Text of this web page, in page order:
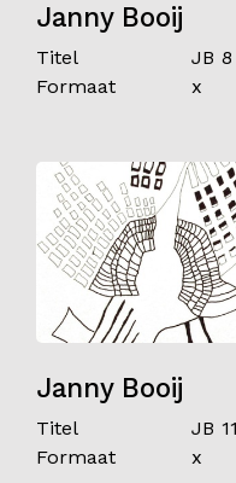
Janny Booij
Titel
JB
Formaat
x
Janny Booij
Titel
JB
Formaat
x